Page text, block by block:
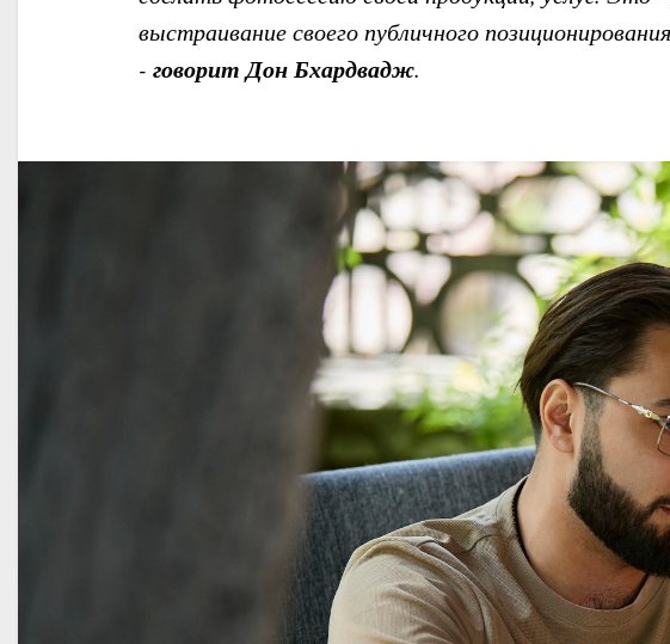
выстраивание своего публичного
- говорит Дон Бхардвадж.